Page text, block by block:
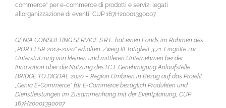
commerce” per e-commerce di prodotti e servizi legati
all’organizzazione di eventi, CUP 167H20001390007
GENIA CONSULTING SERVICE S.R.L. hat einen Fonds im Rahmen des
„POR FESR 2014-2020“ erhalten. Zweig III Tätigkeit 3.7.1. Eingriffe zur
Unterstützung von kleinen und mittleren Unternehmen bei der
Innovation über die Nutzung des I.C.T. Genehmigung Anlaufstelle
BRIDGE TO DIGITAL 2020 – Region Umbrien in Bezug auf das Projekt
„Genia E-Commerce“ für E-Commerce bezüglich Produkten und
Dienstleistungen im Zusammenhang mit der Eventplanung, CUP
167H20001390007